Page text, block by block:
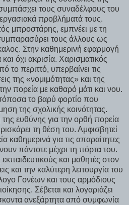
τους συναδέλφους του
προβλήματά τους.
μπροστάρης, εμπνέει με τη
τους άλλους ως
Στην καθημερινή εφαρμογή
όχι ακρισία. Χαρισματικός
το περιττό, υπερβαίνει τις
της «νομιμότητας» και της
πορεία με καθαρό μάτι και νου.
το βαρύ φορτίο που
της σχολικής κοινότητας.
ευθύνης για την ορθή πορεία
τη θέση του. Αμφισβητεί
καθημερινά για τις απαραίτητες
πάντοτε μέχρι τη πόρτα του.
και μαθητές στον
και την καλύτερη λειτουργία του
Γονέων και τους αρμόδιους
Σέβεται και λογαριάζει
ανεξάρτητα από συμφωνία